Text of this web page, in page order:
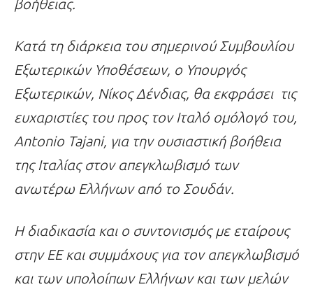
βοήθειας.
Κατά τη διάρκεια του σημερινού Συμβουλίου
Εξωτερικών Υποθέσεων, ο Υπουργός
Εξωτερικών, Νίκος Δένδιας, θα εκφράσει τις
ευχαριστίες του προς τον Ιταλό ομόλογό του,
Antonio Tajani, για την ουσιαστική βοήθεια
της Ιταλίας στον απεγκλωβισμό των
ανωτέρω Ελλήνων από το Σουδάν.
Η διαδικασία και ο συντονισμός με εταίρους
στην ΕΕ και συμμάχους για τον απεγκλωβισμό
και των υπολοίπων Ελλήνων και των μελών